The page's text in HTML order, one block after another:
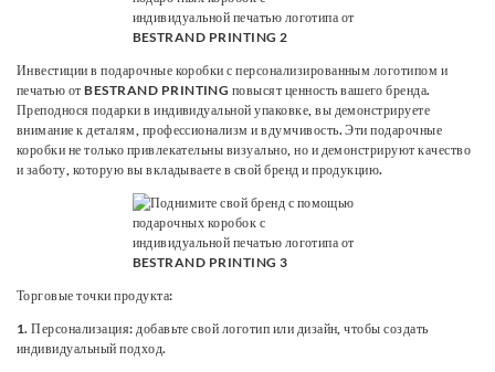
Инвестиции в подарочные коробки с персонализированным логотипом и
печатью от BESTRAND PRINTING повысят ценность вашего бренда.
Преподнося подарки в индивидуальной упаковке, вы демонстрируете
внимание к деталям, профессионализм и вдумчивость. Эти подарочные
коробки не только привлекательны визуально, но и демонстрируют качество
и заботу, которую вы вкладываете в свой бренд и продукцию.
Торговые точки продукта:
1. Персонализация: добавьте свой логотип или дизайн, чтобы создать
индивидуальный подход.